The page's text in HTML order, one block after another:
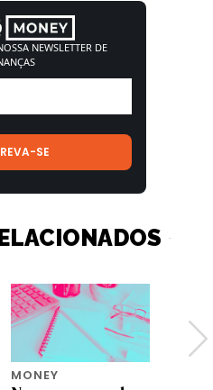
NEWSLETTER DE
MONEY